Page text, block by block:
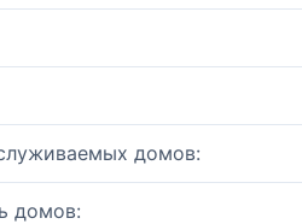
домов:
домов: